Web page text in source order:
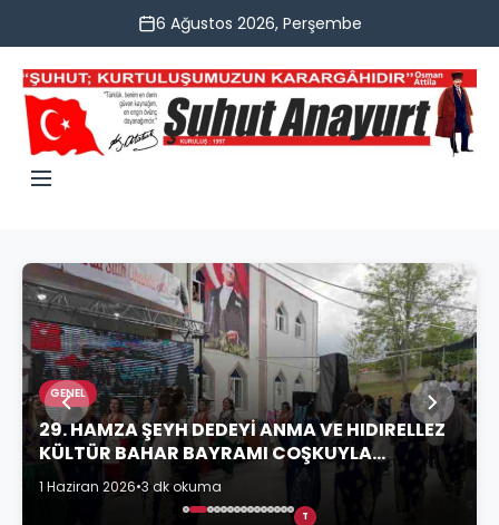
6 Ağustos 2026, Perşembe
GENEL
29. HAMZA ŞEYH DEDEYİ ANMA VE HIDIRELLEZ
KÜLTÜR BAHAR BAYRAMI COŞKUYLA
KUTLANDI
1 Haziran 2026•3 dk okuma
T